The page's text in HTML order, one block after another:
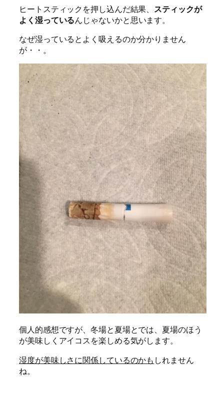
ヒートスティックを押し込んだ結果、 スティックが
よく湿っているんじゃないかと思います。
なぜ湿っているとよく吸えるのか分かりません
が・・。
個人的感想ですが、冬場と夏場とでは、夏場のほう
が美味しくアイコスを楽しめる気がします。
湿度が美味しさに関係しているのかも しれません
ね。